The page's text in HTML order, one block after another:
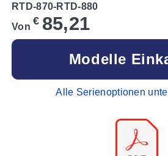
RTD-870-RTD-880
Von € 85,21
Modelle
Alle Serienoptionen